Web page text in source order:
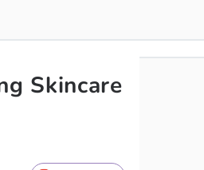
Skincare